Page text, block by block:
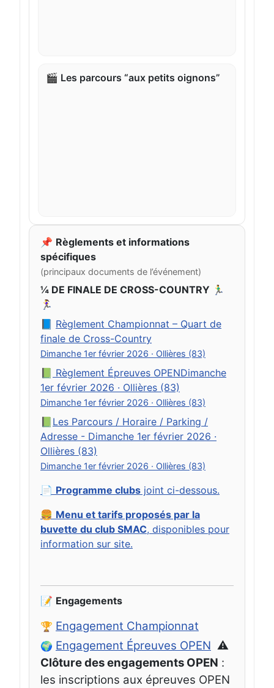
🎬 Les parcours “aux petits oignons”
📌 Règlements et informations
spécifiques
(principaux documents de l’événement)
¼ DE FINALE DE CROSS-COUNTRY 🏃‍♂️
🏃‍♀️
📘 Règlement Championnat – Quart de
finale de Cross-Country
Dimanche 1er février 2026 · Ollières (83)
📗 Règlement Épreuves OPENDimanche
1er février 2026 · Ollières (83)
Dimanche 1er février 2026 · Ollières (83)
📗 Les Parcours / Horaire / Parking /
Adresse - Dimanche 1er février 2026 ·
Ollières (83)
Dimanche 1er février 2026 · Ollières (83)
📄 Programme clubs joint ci-dessous.
🍔 Menu et tarifs proposés par la
buvette du club SMAC, disponibles pour
information sur site.
📝 Engagements
🏆 Engagement Championnat
🌍 Engagement Épreuves OPEN ⚠️
Clôture des engagements OPEN :
les inscriptions aux épreuves OPEN